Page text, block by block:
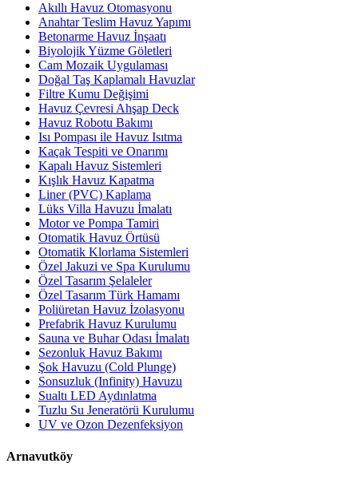
Akıllı Havuz Otomasyonu
Anahtar Teslim Havuz Yapımı
Betonarme Havuz İnşaatı
Biyolojik Yüzme Göletleri
Cam Mozaik Uygulaması
Doğal Taş Kaplamalı Havuzlar
Filtre Kumu Değişimi
Havuz Çevresi Ahşap Deck
Havuz Robotu Bakımı
Isı Pompası ile Havuz Isıtma
Kaçak Tespiti ve Onarımı
Kapalı Havuz Sistemleri
Kışlık Havuz Kapatma
Liner (PVC) Kaplama
Lüks Villa Havuzu İmalatı
Motor ve Pompa Tamiri
Otomatik Havuz Örtüsü
Otomatik Klorlama Sistemleri
Özel Jakuzi ve Spa Kurulumu
Özel Tasarım Şelaleler
Özel Tasarım Türk Hamamı
Poliüretan Havuz İzolasyonu
Prefabrik Havuz Kurulumu
Sauna ve Buhar Odası İmalatı
Sezonluk Havuz Bakımı
Şok Havuzu (Cold Plunge)
Sonsuzluk (Infinity) Havuzu
Sualtı LED Aydınlatma
Tuzlu Su Jeneratörü Kurulumu
UV ve Ozon Dezenfeksiyon
Arnavutköy